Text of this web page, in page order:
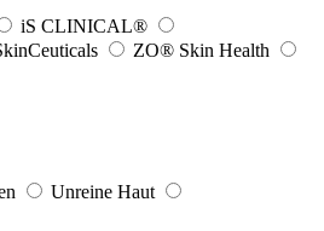
iS CLINICAL®
ZO® Skin Health
Unreine Haut